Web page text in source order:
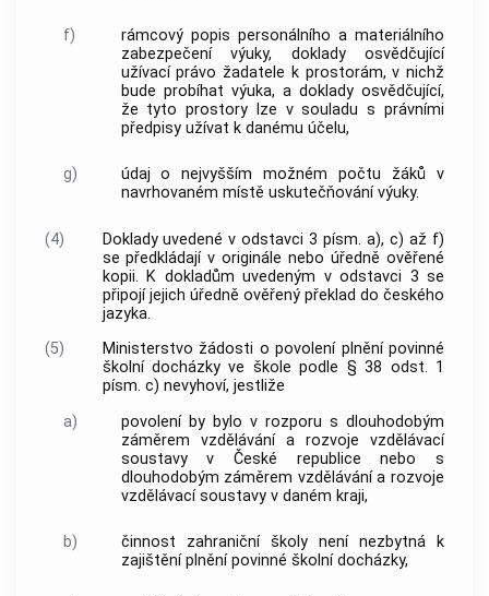
f)
rámcový popis personálního a materiálního
zabezpečení výuky, doklady osvědčující
užívací právo žadatele k prostorám, v nichž
bude probíhat výuka, a doklady osvědčující,
že tyto prostory lze v souladu s právními
předpisy užívat k danému účelu,
g)
údaj o nejvyšším možném počtu žáků v
navrhovaném místě uskutečňování výuky.
(4)
Doklady uvedené v odstavci 3 písm. a), c) až f)
se předkládají v originále nebo úředně ověřené
kopii. K dokladům uvedeným v odstavci 3 se
připojí jejich úředně ověřený překlad do českého
jazyka.
(5)
Ministerstvo žádosti o povolení plnění povinné
školní docházky ve škole podle § 38 odst. 1
písm. c) nevyhoví, jestliže
a)
povolení by bylo v rozporu s dlouhodobým
záměrem vzdělávání a rozvoje vzdělávací
soustavy v České republice nebo s
dlouhodobým záměrem vzdělávání a rozvoje
vzdělávací soustavy v daném kraji,
b)
činnost zahraniční školy není nezbytná k
zajištění plnění povinné školní docházky,